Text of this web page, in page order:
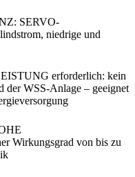
SERVO-
niedrige und
erforderlich: kein
der WSS-Anlage – geeignet
Wirkungsgrad von bis zu